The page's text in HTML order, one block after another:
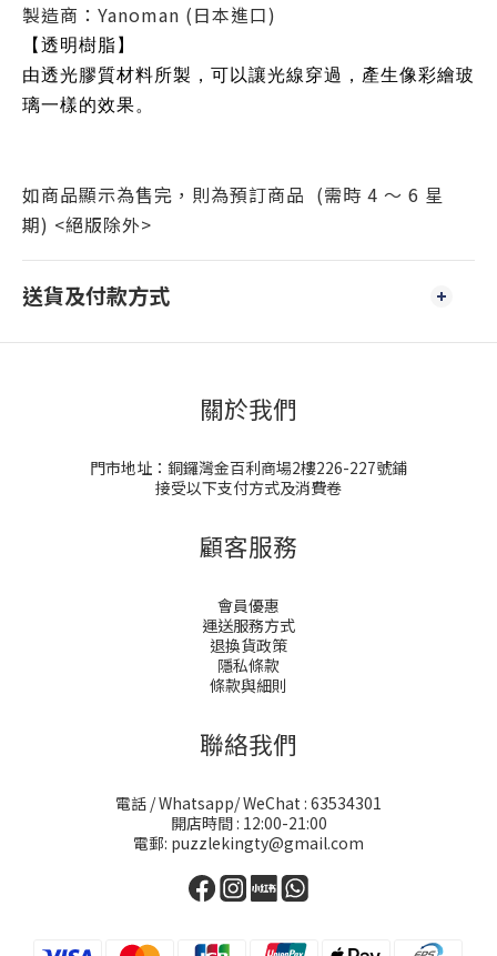
製造商：Yanoman (日本進口)
【透明樹脂】
由透光膠質材料所製，可以讓光線穿過，產生像彩繪玻
璃一樣的效果。
如商品顯示為售完，則為預訂商品 (需時 4 ～ 6 星
期) <絕版除外>
送貨及付款方式
關於我們
門市地址：銅鑼灣金百利商場2樓226-227號鋪
接受以下支付方式及消費卷
顧客服務
會員優惠
運送服務方式
退換貨政策
隱私條款
條款與細則
聯絡我們
電話 / Whatsapp/ WeChat : 63534301
開店時間 : 12:00-21:00
電郵: puzzlekingty@gmail.com